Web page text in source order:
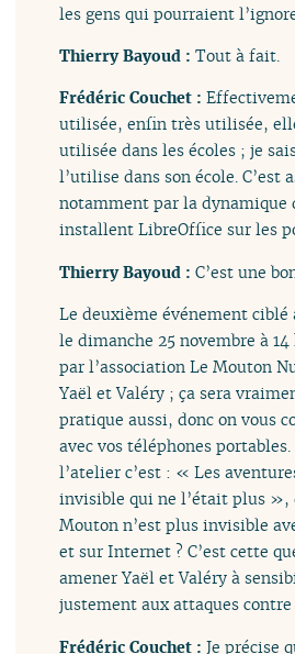
les gens qui pourraient
Thierry Bayoud :Tout à fait.
Frédéric Couchet :
utilisée, enfin très utilisée,
utilisée dans les écoles ; je
l’utilise dans son école. C’est
notamment par la dynamique
installent LibreOffice sur les
Thierry Bayoud :C’est une
Le deuxième événement ciblé
le dimanche 25 novembre à
par l’association Le Mouton
Yaël et Valéry ; ça sera
pratique aussi, donc on vous
avec vos téléphones
l’atelier c’est : « Les
invisible qui ne l’était plus »,
Mouton n’est plus invisible
et sur Internet ? C’est cette
amener Yaël et Valéry à
justement aux attaques
Frédéric Couchet :Je précise